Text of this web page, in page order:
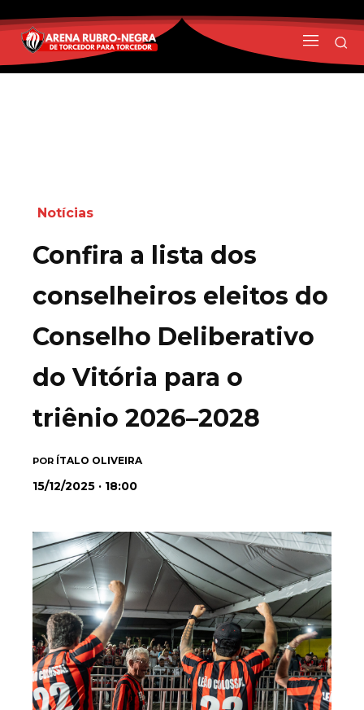
Notícias
Confira a lista dos
conselheiros eleitos do
Conselho Deliberativo
do Vitória para o
triênio 2026–2028
POR ÍTALO OLIVEIRA
15/12/2025 · 18:00